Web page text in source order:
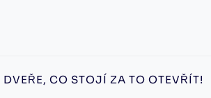
DVEŘE, CO STOJÍ ZA TO OTEVŘÍT!